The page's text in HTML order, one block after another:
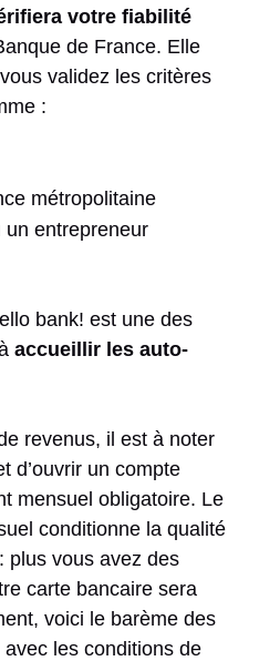
votre fiabilité
de France. Elle
validez les critères
:
métropolitaine
entrepreneur
bank! est une des
accueillir les auto-
revenus, il est à noter
d’ouvrir un compte
mensuel obligatoire. Le
conditionne la qualité
plus vous avez des
carte bancaire sera
voici le barème des
les conditions de